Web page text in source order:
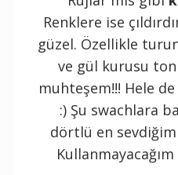
Renklere ise
güzel. Özellikle
ve gül kurusu
muhteşem!!! Hele de
:) Şu swachlara
dörtlü en